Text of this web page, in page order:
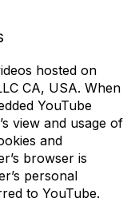
hosted on
CA, USA. When
YouTube
view and usage of
and
browser is
personal
to YouTube.